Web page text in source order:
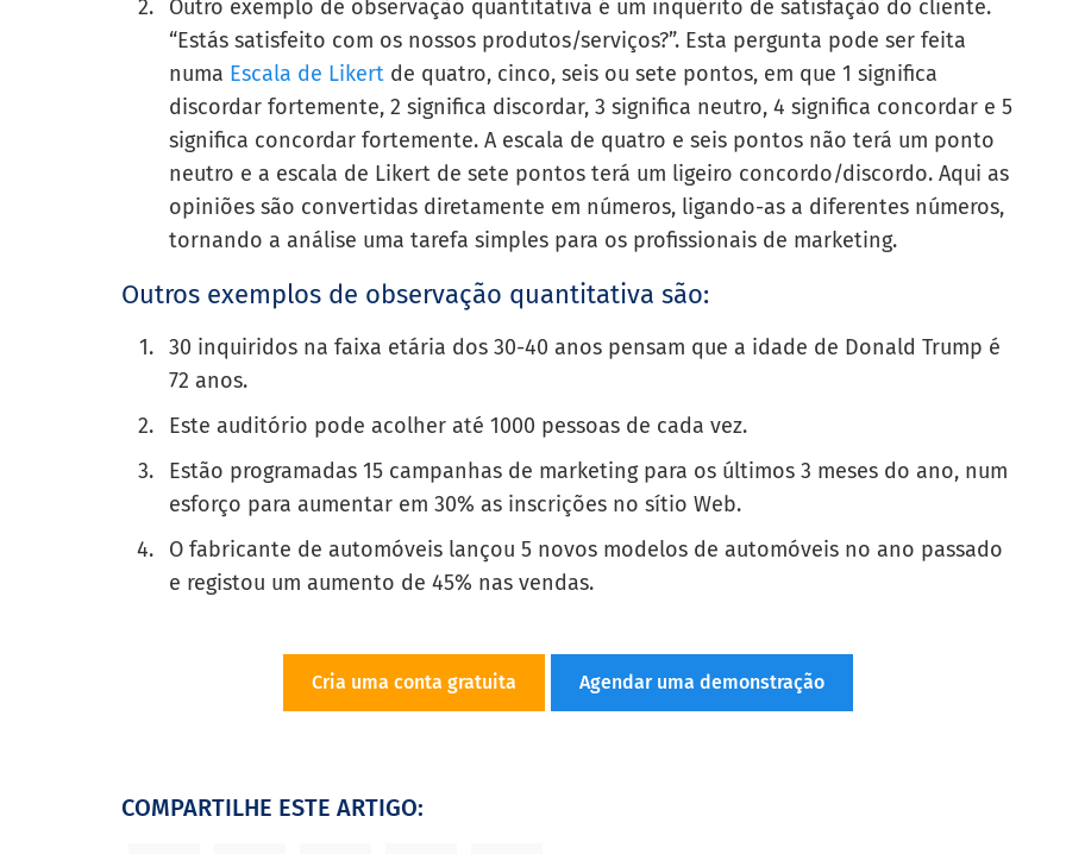
Outro exemplo de observação quantitativa é um inquérito de satisfação do cliente.
“Estás satisfeito com os nossos produtos/serviços?”. Esta pergunta pode ser feita
numa Escala de Likert de quatro, cinco, seis ou sete pontos, em que 1 significa
discordar fortemente, 2 significa discordar, 3 significa neutro, 4 significa concordar e 5
significa concordar fortemente. A escala de quatro e seis pontos não terá um ponto
neutro e a escala de Likert de sete pontos terá um ligeiro concordo/discordo. Aqui as
opiniões são convertidas diretamente em números, ligando-as a diferentes números,
tornando a análise uma tarefa simples para os profissionais de marketing.
Outros exemplos de observação quantitativa são:
30 inquiridos na faixa etária dos 30-40 anos pensam que a idade de Donald Trump é
72 anos.
Este auditório pode acolher até 1000 pessoas de cada vez.
Estão programadas 15 campanhas de marketing para os últimos 3 meses do ano, num
esforço para aumentar em 30% as inscrições no sítio Web.
O fabricante de automóveis lançou 5 novos modelos de automóveis no ano passado
e registou um aumento de 45% nas vendas.
Cria uma conta gratuita Agendar uma demonstração
COMPARTILHE ESTE ARTIGO: